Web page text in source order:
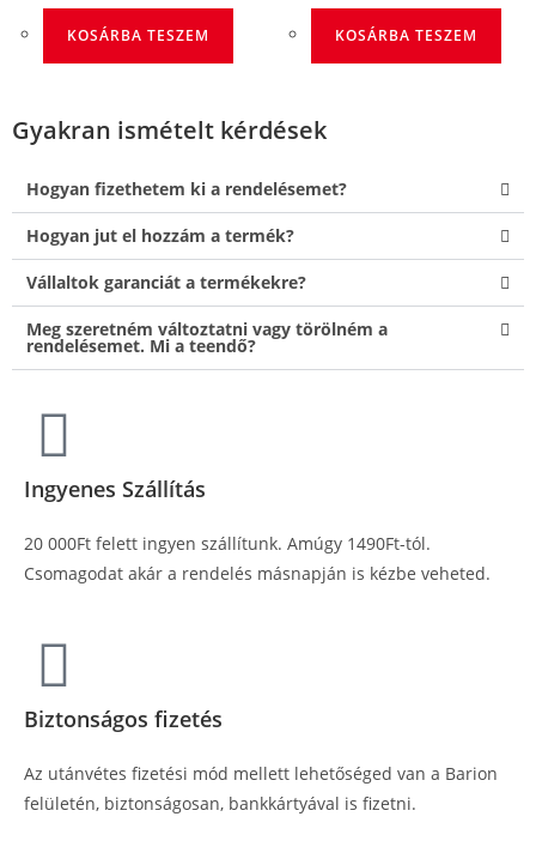
KOSÁRBA TESZEM KOSÁRBA TESZEM
Gyakran ismételt kérdések
Hogyan fizethetem ki a rendelésemet?
Hogyan jut el hozzám a termék?
Vállaltok garanciát a termékekre?
Meg szeretném változtatni vagy törölném a
rendelésemet. Mi a teendő?
Ingyenes Szállítás
20 000Ft felett ingyen szállítunk. Amúgy 1490Ft-tól.
Csomagodat akár a rendelés másnapján is kézbe veheted.
Biztonságos fizetés
Az utánvétes fizetési mód mellett lehetőséged van a Barion
felületén, biztonságosan, bankkártyával is fizetni.